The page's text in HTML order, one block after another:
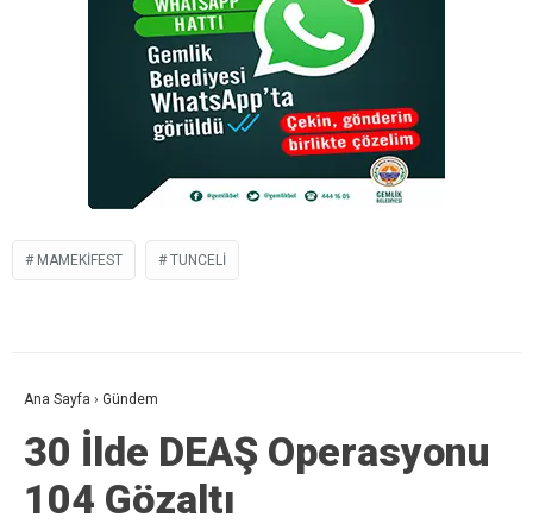
MAMEKIFEST TUNCELI
Ana Sayfa › Gündem
30 İlde DEAŞ Operasyonu
104 Gözaltı